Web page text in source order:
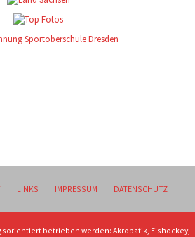
LINKS IMPRESSUM DATENSCHUTZ
betrieben werden: Akrobatik, Eishockey,